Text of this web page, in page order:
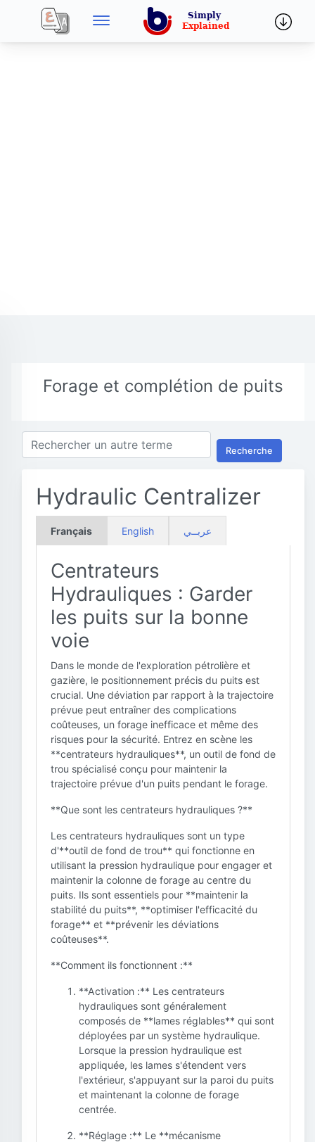
Forage et complétion de puits
Recherche
Hydraulic Centralizer
Français English عربــي
Centrateurs
Hydrauliques : Garder
les puits sur la bonne
voie
Dans le monde de l'exploration pétrolière et
gazière, le positionnement précis du puits est
crucial. Une déviation par rapport à la trajectoire
prévue peut entraîner des complications
coûteuses, un forage inefficace et même des
risques pour la sécurité. Entrez en scène les
**centrateurs hydrauliques**, un outil de fond de
trou spécialisé conçu pour maintenir la
trajectoire prévue d'un puits pendant le forage.
**Que sont les centrateurs hydrauliques ?**
Les centrateurs hydrauliques sont un type
d'**outil de fond de trou** qui fonctionne en
utilisant la pression hydraulique pour engager et
maintenir la colonne de forage au centre du
puits. Ils sont essentiels pour **maintenir la
stabilité du puits**, **optimiser l'efficacité du
forage** et **prévenir les déviations
coûteuses**.
**Comment ils fonctionnent :**
**Activation :** Les centrateurs
hydrauliques sont généralement
composés de **lames réglables** qui sont
déployées par un système hydraulique.
Lorsque la pression hydraulique est
appliquée, les lames s'étendent vers
l'extérieur, s'appuyant sur la paroi du puits
et maintenant la colonne de forage
centrée.
**Réglage :** Le **mécanisme